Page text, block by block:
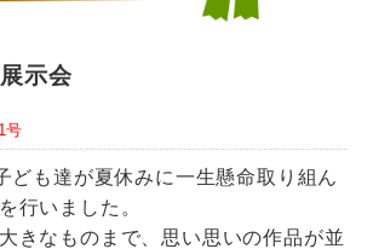
示会
号
ども達が夏休みに一生懸命取り組ん
行いました。
きなものまで、思い思いの作品が並